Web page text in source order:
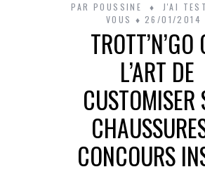
PAR POUSSINE
J'AI
VOUS
26/01/2014
TROTT’N’GO
L’ART DE
CUSTOMISER
CONCOURS